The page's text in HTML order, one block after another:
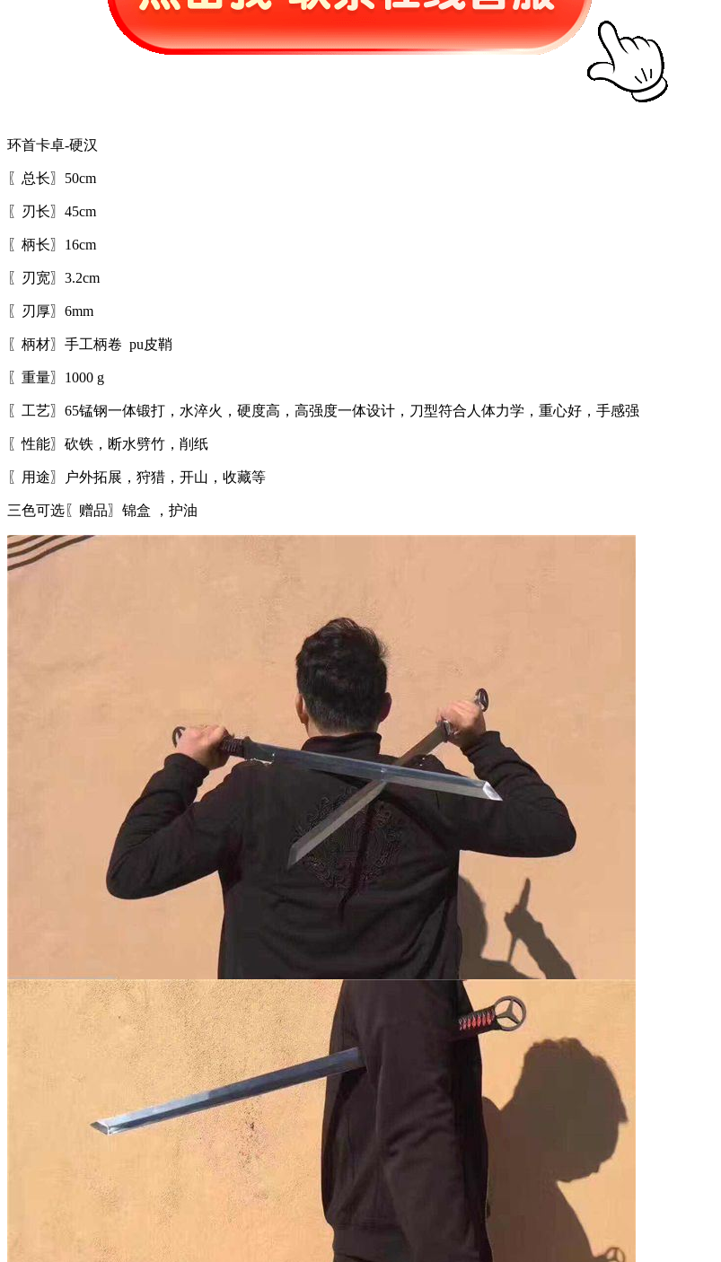
环首卡卓-硬汉
〖总长〗50cm
〖刃长〗45cm
〖柄长〗16cm
〖刃宽〗3.2cm
〖刃厚〗6mm
〖柄材〗手工柄卷 pu皮鞘
〖重量〗1000 g
〖工艺〗65锰钢一体锻打，水淬火，硬度高，高强度一体设计，刀型符合人体力学，重心好，手感强
〖性能〗砍铁，断水劈竹，削纸
〖用途〗户外拓展，狩猎，开山，收藏等
三色可选〖赠品〗锦盒 ，护油